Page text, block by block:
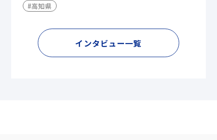
#高知県
インタビュー一覧